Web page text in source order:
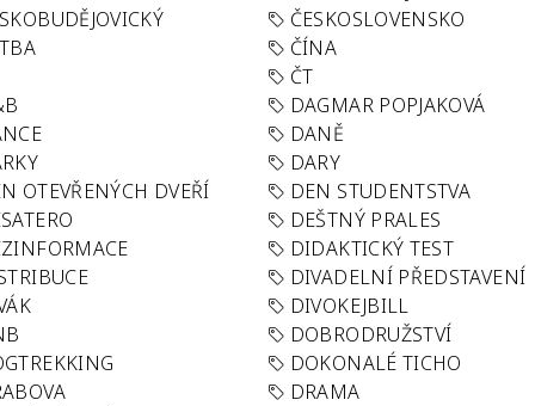
ČESKOSLOVENSKO
ČÍNA
ČT
DAGMAR POPJAKOVÁ
DANĚ
DARY
OTEVŘENÝCH DVEŘÍ
DEN STUDENTSTVA
DEŠTNÝ PRALES
DIDAKTICKÝ TEST
DIVADELNÍ PŘEDSTAVENÍ
DIVOKEJBILL
DOBRODRUŽSTVÍ
DOKONALÉ TICHO
DRAMA